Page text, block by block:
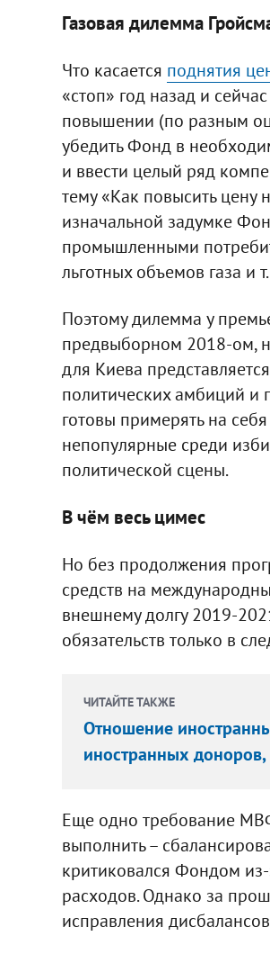
Газовая дилемма
Что касается поднятия
«стоп» год назад и
повышении (по разным
убедить Фонд в
и ввести целый ряд
тему «Как повысить
изначальной задумке
промышленными
льготных объемов газа и
Поэтому дилемма у
предвыборном 2018-ом,
для Киева
политических амбиций и
готовы примерять на
непопулярные среди
политической сцены.
В чём весь цимес
Но без продолжения
средств на
внешнему долгу 2019-
обязательств только в
ЧИТАЙТЕ ТАКЖЕ
Отношение
иностранных доноров,
Еще одно требование
выполнить –
критиковался Фондом
расходов. Однако за
исправления